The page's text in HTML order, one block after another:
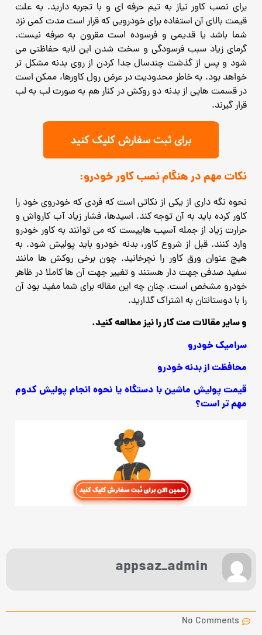
برای نصب کاور نیاز به تیم حرفه ای و با تجربه دارید. به علت
قیمت بالای آن استفاده برای خودرویی که قرار است مدت کمی نزد
شما باشد یا قدیمی و فرسوده است مقرون به صرفه نیست.
گرمای زیاد سبب فرسودگی و سخت شدن این لایه حفاظتی می
شود و پس از گذشت چندسال جدا کردن از روی بدنه مشکل تر
خواهد بود. به خاطر محدودیت در عرض رول کاورها، ممکن است
در قسمت هایی از بدنه دو روکش در کنار هم به صورت لب به لب
قرار گیرند.
نکات مهم در هنگام نصب کاور خودرو:
نحوه نگه داری از یکی از نکاتی است که فردی که خودروی خود را
کاور کرده باید به آن توجه کند. اسیدها، فشار زیاد آب کارواش و
حرارت زیاد از جمله آسیب هاییست که می توانند به کاور خودرو
وارد کنند. قبل از شروع کاور، بدنه خودرو باید پولیش شود. به
هیچ عنوان ورق کاور را نچرخانید. چون برخی روکش ها مانند
سفید صدفی جهت دار هستند و تغییر جهت آن ها کاملا در ظاهر
خودرو مشخص است. چنان چه این مقاله برای شما مفید بود آن
را با دوستانتان به اشتراک گذارید.
و سایر مقالات مت کار را نیز مطالعه کنید.
سرامیک خودرو
محافظت از بدنه خودرو
قیمت پولیش ماشین با دستگاه یا نحوه انجام پولیش کدوم
مهم تر است؟
appsaz_admin
No Comments